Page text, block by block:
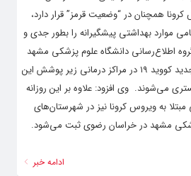
همچنان در “وضعیت قرمز” قرار دارد،
موارد بهداشتی پیشگیرانه را بطور جدی و
اطلاع‌رسانی دانشگاه علوم پزشکی مشهد
اعلام کرد: روزانه تا ۸۰ بیمار جدید کووید ۱۹ در مراکز درمانی زیر پوشش این
می‌شوند. وی افزود: علاوه بر این روزانه
سرپایی مبتلا به ویروس کرونا نیز در شهرستان‌های
مشهد در خراسان رضوی ثبت می‌شود.
ادامه خبر